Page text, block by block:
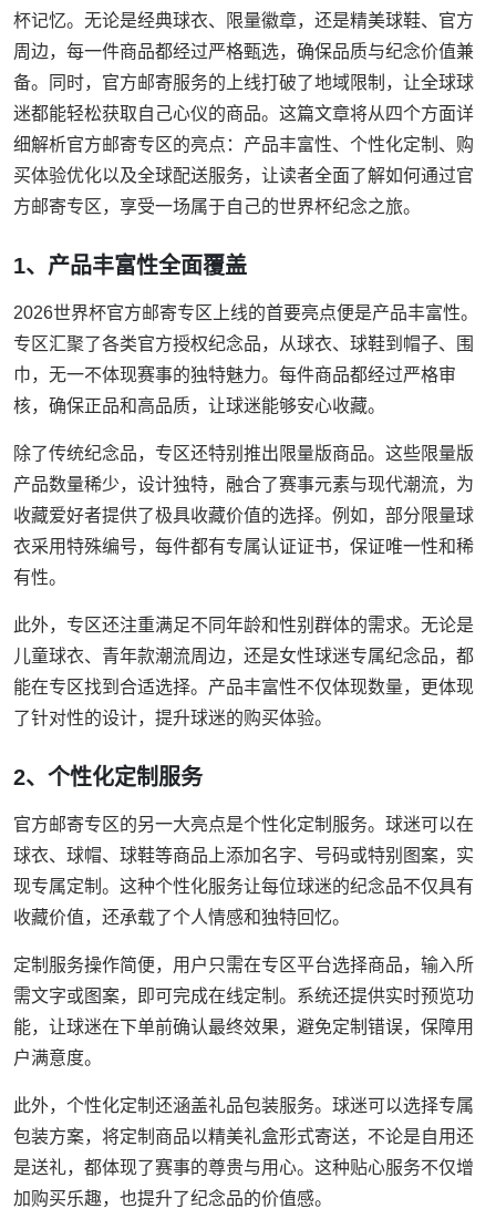
杯记忆。无论是经典球衣、限量徽章，还是精美球鞋、官方
周边，每一件商品都经过严格甄选，确保品质与纪念价值兼
备。同时，官方邮寄服务的上线打破了地域限制，让全球球
迷都能轻松获取自己心仪的商品。这篇文章将从四个方面详
细解析官方邮寄专区的亮点：产品丰富性、个性化定制、购
买体验优化以及全球配送服务，让读者全面了解如何通过官
方邮寄专区，享受一场属于自己的世界杯纪念之旅。
1、产品丰富性全面覆盖
2026世界杯官方邮寄专区上线的首要亮点便是产品丰富性。
专区汇聚了各类官方授权纪念品，从球衣、球鞋到帽子、围
巾，无一不体现赛事的独特魅力。每件商品都经过严格审
核，确保正品和高品质，让球迷能够安心收藏。
除了传统纪念品，专区还特别推出限量版商品。这些限量版
产品数量稀少，设计独特，融合了赛事元素与现代潮流，为
收藏爱好者提供了极具收藏价值的选择。例如，部分限量球
衣采用特殊编号，每件都有专属认证证书，保证唯一性和稀
有性。
此外，专区还注重满足不同年龄和性别群体的需求。无论是
儿童球衣、青年款潮流周边，还是女性球迷专属纪念品，都
能在专区找到合适选择。产品丰富性不仅体现数量，更体现
了针对性的设计，提升球迷的购买体验。
2、个性化定制服务
官方邮寄专区的另一大亮点是个性化定制服务。球迷可以在
球衣、球帽、球鞋等商品上添加名字、号码或特别图案，实
现专属定制。这种个性化服务让每位球迷的纪念品不仅具有
收藏价值，还承载了个人情感和独特回忆。
定制服务操作简便，用户只需在专区平台选择商品，输入所
需文字或图案，即可完成在线定制。系统还提供实时预览功
能，让球迷在下单前确认最终效果，避免定制错误，保障用
户满意度。
此外，个性化定制还涵盖礼品包装服务。球迷可以选择专属
包装方案，将定制商品以精美礼盒形式寄送，不论是自用还
是送礼，都体现了赛事的尊贵与用心。这种贴心服务不仅增
加购买乐趣，也提升了纪念品的价值感。